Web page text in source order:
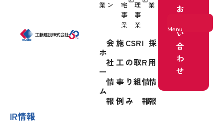
Menu
業 ン
宅
事
業
理
事
業
業
ホ
ー
ム
会
社
情
報
施
工
事
例
CSR
の取
り組
み
I
R
情
報
採
用
情
報
お
い
合
わ
せ
IR情報